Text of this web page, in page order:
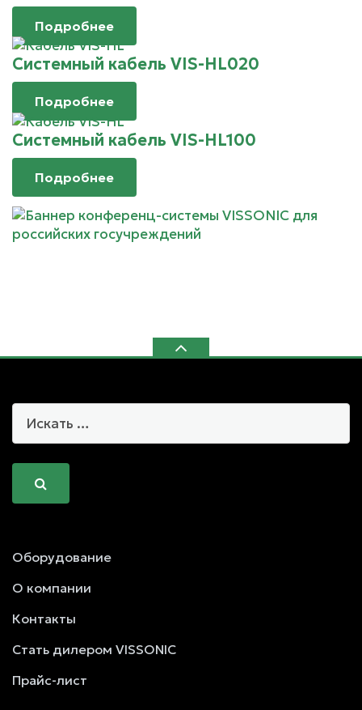
Подробнее
Системный кабель VIS-HL020
Подробнее
Системный кабель VIS-HL100
Подробнее
Оборудование
О компании
Контакты
Стать дилером VISSONIC
Прайс-лист